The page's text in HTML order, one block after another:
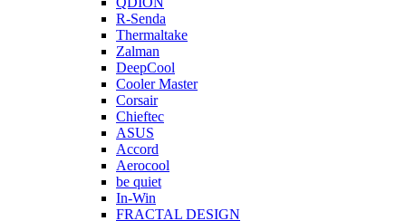
R-Senda
Thermaltake
Zalman
DeepCool
Cooler Master
Corsair
Chieftec
ASUS
Accord
Aerocool
be quiet
In-Win
FRACTAL DESIGN